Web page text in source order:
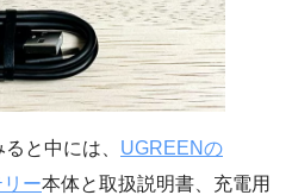
と中には、 UGREENの
ー本体と取扱説明書、充電用